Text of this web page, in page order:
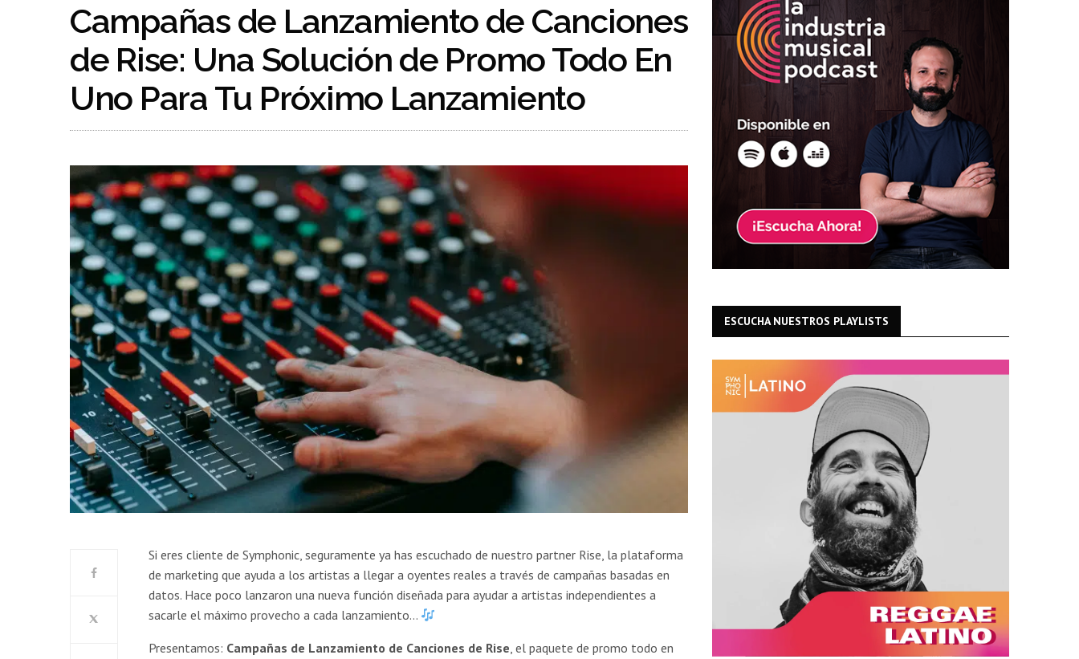
Campañas de Lanzamiento de Canciones
de Rise: Una Solución de Promo Todo En
Uno Para Tu Próximo Lanzamiento
Si eres cliente de Symphonic, seguramente ya has escuchado de nuestro partner Rise, la plataforma
de marketing que ayuda a los artistas a llegar a oyentes reales a través de campañas basadas en
datos. Hace poco lanzaron una nueva función diseñada para ayudar a artistas independientes a
sacarle el máximo provecho a cada lanzamiento…
Presentamos: Campañas de Lanzamiento de Canciones de Rise, el paquete de promo todo en
ESCUCHA NUESTROS PLAYLISTS